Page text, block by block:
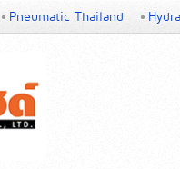
Pneumatic Thailand